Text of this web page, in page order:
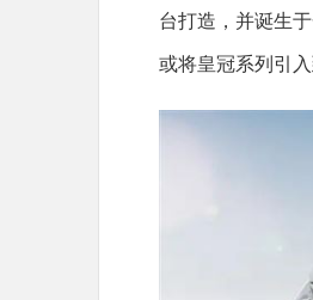
台打造，并诞生
或将皇冠系列引